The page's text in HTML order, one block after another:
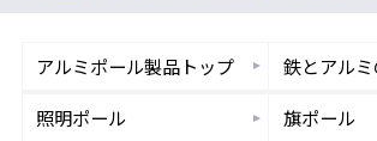
アルミポール製品トップ 鉄とアルミ
照明ポール 旗ポール